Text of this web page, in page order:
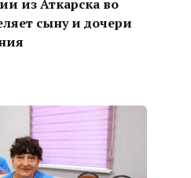
из Аткарска во
сыну и дочери